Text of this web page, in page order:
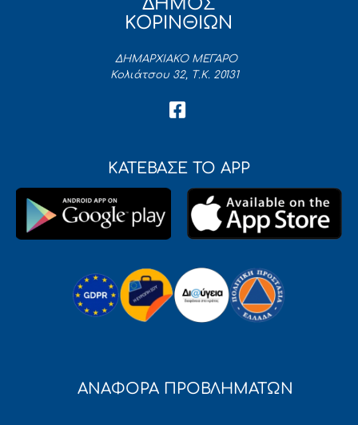
ΔΗΜΟΣ
ΚΟΡΙΝΘΙΩΝ
ΔΗΜΑΡΧΙΑΚΟ ΜΕΓΑΡΟ
Κολιάτσου 32, Τ.Κ. 20131
ΚΑΤΕΒΑΣΕ ΤΟ APP
ΑΝΑΦΟΡΑ ΠΡΟΒΛΗΜΑΤΩΝ